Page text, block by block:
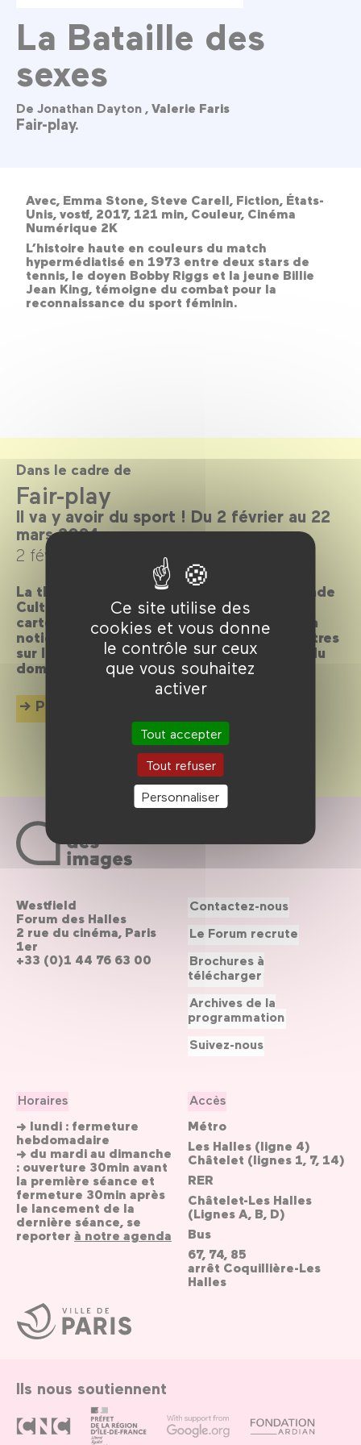
Ce site utilise des
cookies et vous donne
le contrôle sur ceux
que vous souhaitez
activer
Tout accepter
Tout refuser
Personnaliser
La Bataille des
sexes
De Jonathan Dayton , Valerie Faris
Fair-play.
Avec, Emma Stone, Steve Carell, Fiction, États-
Unis, vostf, 2017, 121 min, Couleur, Cinéma
Numérique 2K
L’histoire haute en couleurs du match
hypermédiatisé en 1973 entre deux stars de
tennis, le doyen Bobby Riggs et la jeune Billie
Jean King, témoigne du combat pour la
reconnaissance du sport féminin.
Dans le cadre de
Fair-play
Il va y avoir du sport ! Du 2 février au 22
mars 2024.
2 février →
22 mars 2024
La thématique ! Dans le cadre de l’Olympiade
Culturelle, les sportifs et les sportives ont
carte blanche auForum des images. Mais la
notion de fair-play ouvre quantité de fenêtres
sur le monde contemporain, bien au‑delà du
domaine sportif…
Plus d'info
Ville
de
Paris
Westfield
Forum des Halles
2 rue du cinéma, Paris
1er
+33 (0)1 44 76 63 00
Horaires
→ lundi : fermeture
hebdomadaire
→ du mardi au dimanche
: ouverture 30min avant
la première séance et
fermeture 30min après
le lancement de la
dernière séance, se
reporter à notre agenda
Accès
Métro
Les Halles (ligne 4)
Châtelet (lignes 1, 7, 14)
RER
Châtelet-Les Halles
(Lignes A, B, D)
Bus
67, 74, 85
arrêt Coquillière-Les
Halles
Contactez-nous
Le Forum recrute
Brochures à
télécharger
Archives de la
programmation
Suivez-nous
Ils nous soutiennent